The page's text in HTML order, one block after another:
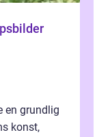
en grundlig
konst,